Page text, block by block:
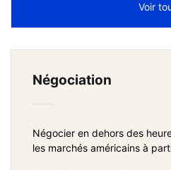
Voir
Négociation
Négocier en dehors des
les marchés américains à